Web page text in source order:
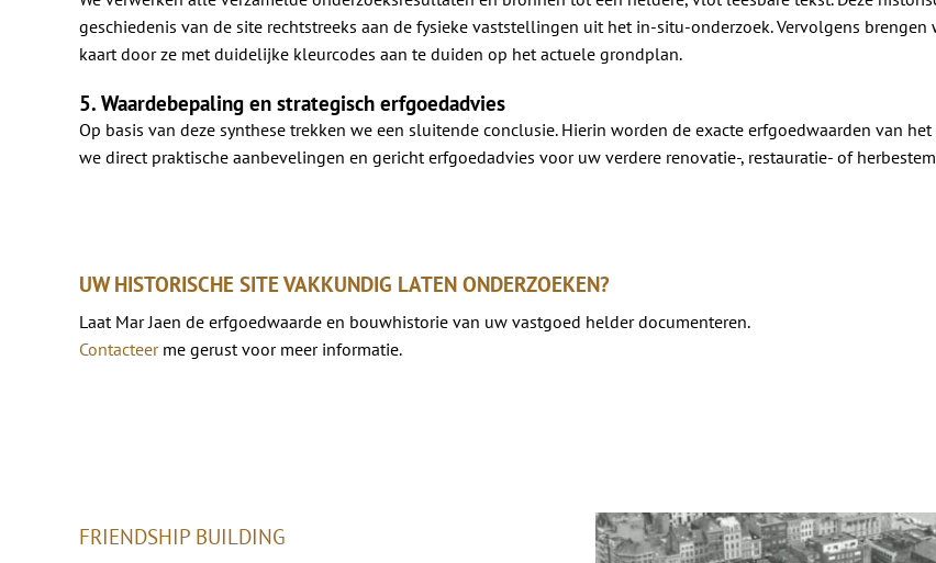
geschiedenis van de site rechtstreeks aan de fysieke vaststellingen uit het in-situ-onderzoek. Vervolgens
kaart door ze met duidelijke kleurcodes aan te duiden op het actuele grondplan.
5. Waardebepaling en strategisch erfgoedadvies
Op basis van deze synthese trekken we een sluitende conclusie. Hierin worden de exacte erfgoedwaarden van
we direct praktische aanbevelingen en gericht erfgoedadvies voor uw verdere renovatie-, restauratie- of
UW HISTORISCHE SITE VAKKUNDIG LATEN ONDERZOEKEN?
Laat Mar Jaen de erfgoedwaarde en bouwhistorie van uw vastgoed helder documenteren.
Contacteerme gerust voor meer informatie.
FRIENDSHIP BUILDING